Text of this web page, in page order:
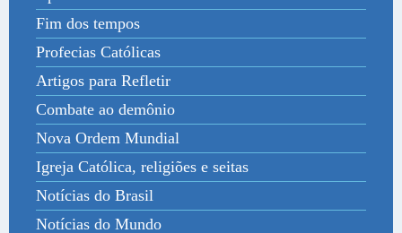
Fim dos tempos
Profecias Católicas
Artigos para Refletir
Combate ao demônio
Nova Ordem Mundial
Igreja Católica, religiões e seitas
Notícias do Brasil
Notícias do Mundo